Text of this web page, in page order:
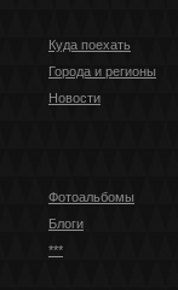
Куда поехать
Города и регионы
Новости
Фотоальбомы
Блоги
***